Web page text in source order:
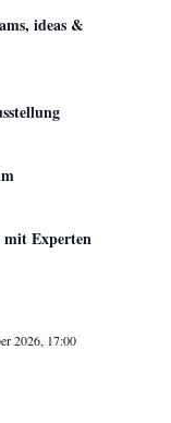
ideas &
mit Experten
2026, 17:00